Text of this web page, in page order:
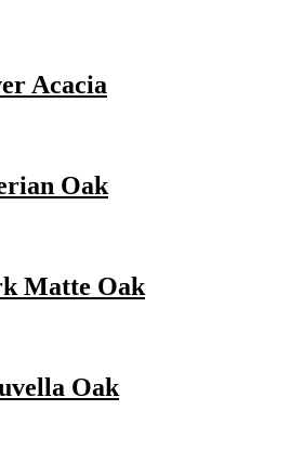
Acacia
Oak
Matte Oak
Oak